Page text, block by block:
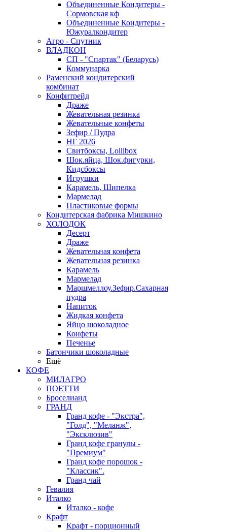
Объединенные Кондитеры -
Сормовская кф
Объединенные Кондитеры -
Южуралкондитер
Агро - Спутник
ВЛАДКОН
СП - "Спартак" (Беларусь)
Коммунарка
Раменский кондитерский
комбинат
Конфитрейд
Драже
Жевательная резинка
Жевательные конфеты
Зефир / Пудра
НГ 2026
Свитбоксы, Lollibox
Шок.яйца, Шок.фигурки,
Кидсбоксы
Игрушки
Карамель, Шипелка
Мармелад
Пластиковые формы
Кондитерская фабрика Мишкино
ХОЛОДОК
Десерт
Драже
Жевательная конфета
Жевательная резинка
Карамель
Мармелад
Маршмеллоу.Зефир.Сахарная
пудра
Напиток
Жидкая конфета
Яйцо шоколадное
Конфеты
Печенье
Батончики шоколадные
Ещё
КОФЕ
МИЛАГРО
ПОЕТТИ
Броселианд
ГРАНД
Гранд кофе - "Экстра",
"Голд", "Меланж",
"Эксклюзив"
Гранд кофе гранулы -
"Премиум"
Гранд кофе порошок -
"Классик".
Гранд чай
Гевалия
Италко
Италко - кофе
Крафт
Крафт - порционный